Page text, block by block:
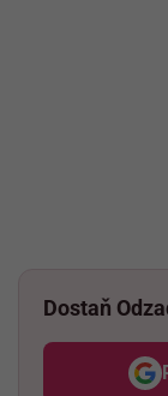
Dostaň